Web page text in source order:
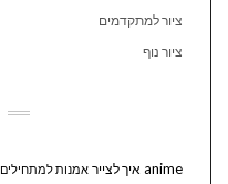
ציור למתקדמים
ציור נוף
anime איך לצייר אמנות למתחילים